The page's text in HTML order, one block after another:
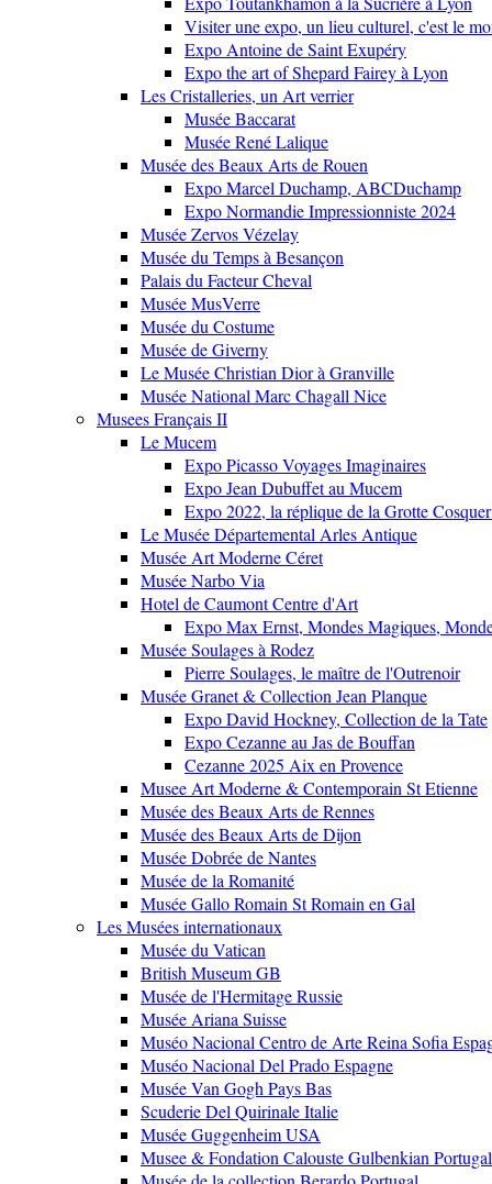
Visiter une expo, un lieu culturel, c'est le
Expo Antoine de Saint Exupéry
Expo the art of Shepard Fairey à Lyon
Les Cristalleries, un Art verrier
Musée Baccarat
Musée René Lalique
Musée des Beaux Arts de Rouen
Expo Marcel Duchamp, ABCDuchamp
Expo Normandie Impressionniste 2024
Musée Zervos Vézelay
Musée du Temps à Besançon
Palais du Facteur Cheval
Musée MusVerre
Musée du Costume
Musée de Giverny
Le Musée Christian Dior à Granville
Musée National Marc Chagall Nice
Musees Français II
Le Mucem
Expo Picasso Voyages Imaginaires
Expo Jean Dubuffet au Mucem
Expo 2022, la réplique de la Grotte
Le Musée Départemental Arles Antique
Musée Art Moderne Céret
Musée Narbo Via
Hotel de Caumont Centre d'Art
Expo Max Ernst, Mondes Magiques,
Musée Soulages à Rodez
Pierre Soulages, le maître de l'Outrenoir
Musée Granet & Collection Jean Planque
Expo David Hockney, Collection de la Tate
Expo Cezanne au Jas de Bouffan
Cezanne 2025 Aix en Provence
Musee Art Moderne & Contemporain St Etienne
Musée des Beaux Arts de Rennes
Musée des Beaux Arts de Dijon
Musée Dobrée de Nantes
Musée de la Romanité
Musée Gallo Romain St Romain en Gal
Les Musées internationaux
Musée du Vatican
British Museum GB
Musée de l'Hermitage Russie
Musée Ariana Suisse
Muséo Nacional Centro de Arte Reina Sofia
Muséo Nacional Del Prado Espagne
Musée Van Gogh Pays Bas
Scuderie Del Quirinale Italie
Musée Guggenheim USA
Musee & Fondation Calouste Gulbenkian Portugal